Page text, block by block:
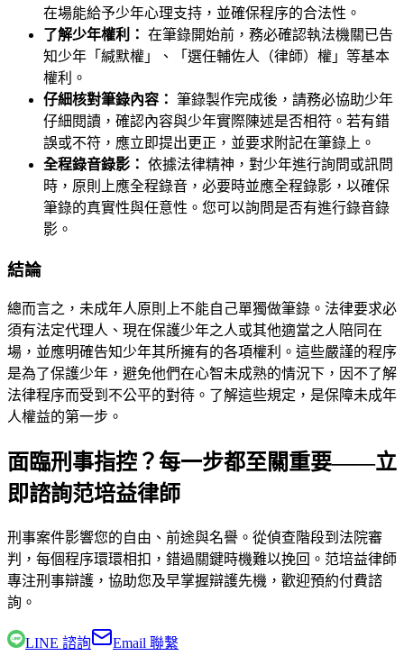
在場能給予少年心理支持，並確保程序的合法性。
了解少年權利： 在筆錄開始前，務必確認執法機關已告
知少年「緘默權」、「選任輔佐人（律師）權」等基本
權利。
仔細核對筆錄內容： 筆錄製作完成後，請務必協助少年
仔細閱讀，確認內容與少年實際陳述是否相符。若有錯
誤或不符，應立即提出更正，並要求附記在筆錄上。
全程錄音錄影： 依據法律精神，對少年進行詢問或訊問
時，原則上應全程錄音，必要時並應全程錄影，以確保
筆錄的真實性與任意性。您可以詢問是否有進行錄音錄
影。
結論
總而言之，未成年人原則上不能自己單獨做筆錄。法律要求必
須有法定代理人、現在保護少年之人或其他適當之人陪同在
場，並應明確告知少年其所擁有的各項權利。這些嚴謹的程序
是為了保護少年，避免他們在心智未成熟的情況下，因不了解
法律程序而受到不公平的對待。了解這些規定，是保障未成年
人權益的第一步。
面臨刑事指控？每一步都至關重要——立
即諮詢范培益律師
刑事案件影響您的自由、前途與名譽。從偵查階段到法院審
判，每個程序環環相扣，錯過關鍵時機難以挽回。 范培益律師
專注刑事辯護，協助您及早掌握辯護先機，歡迎預約付費諮
詢。
LINE 諮詢 Email 聯繫